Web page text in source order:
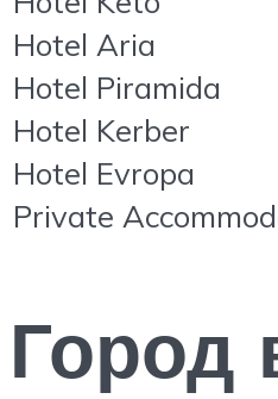
Hotel Aria
Hotel Piramida
Hotel Kerber
Hotel Evropa
Private
Город